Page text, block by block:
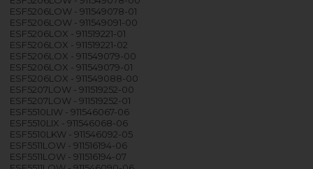
ESF5206LOW - 911549078-01
ESF5206LOW - 911549091-00
ESF5206LOX - 911519221-01
ESF5206LOX - 911519221-02
ESF5206LOX - 911549079-00
ESF5206LOX - 911549079-01
ESF5206LOX - 911549088-00
ESF5207LOW - 911519252-00
ESF5207LOW - 911519252-01
ESF5510LIW - 911546067-06
ESF5510LIX - 911546068-06
ESF5510LKW - 911546092-05
ESF5511LOW - 911516194-06
ESF5511LOW - 911516194-07